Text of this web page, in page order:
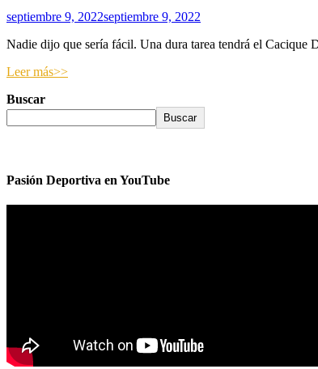
septiembre 9, 2022septiembre 9, 2022
Nadie dijo que sería fácil. Una dura tarea tendrá el Cacique
Leer más>>
Buscar
Buscar
Pasión Deportiva en YouTube